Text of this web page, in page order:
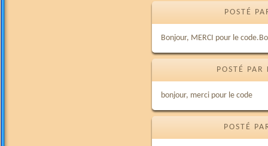
POSTÉ
Bonjour, MERCI pour le
POSTÉ
bonjour, merci pour le code
POSTÉ